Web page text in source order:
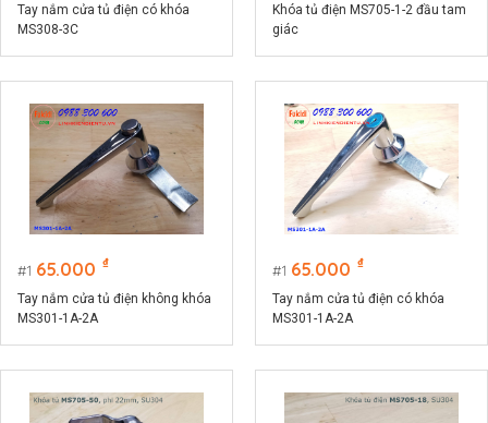
Tay nắm cửa tủ điện có khóa
MS308-3C
Khóa tủ điện MS705-1-2 đầu tam
giác
1 65.000 ₫
Tay nắm cửa tủ điện không khóa
MS301-1A-2A
1 65.000 ₫
Tay nắm cửa tủ điện có khóa
MS301-1A-2A